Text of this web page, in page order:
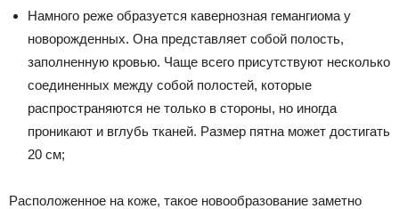
Намного реже образуется кавернозная гемангиома у
новорожденных. Она представляет собой полость,
заполненную кровью. Чаще всего присутствуют несколько
соединенных между собой полостей, которые
распространяются не только в стороны, но иногда
проникают и вглубь тканей. Размер пятна может достигать
20 см;
Расположенное на коже, такое новообразование заметно